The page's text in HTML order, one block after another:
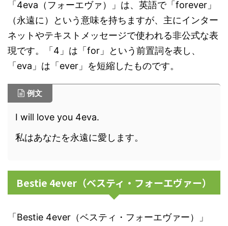
「4eva（フォーエヴァ）」は、英語で「forever」
（永遠に）という意味を持ちますが、主にインター
ネットやテキストメッセージで使われる非公式な表
現です。「4」は「for」という前置詞を表し、
「eva」は「ever」を短縮したものです。
例文
I will love you 4eva.
私はあなたを永遠に愛します。
Bestie 4ever（ベスティ・フォーエヴァー）
「Bestie 4ever（ベスティ・フォーエヴァー）」